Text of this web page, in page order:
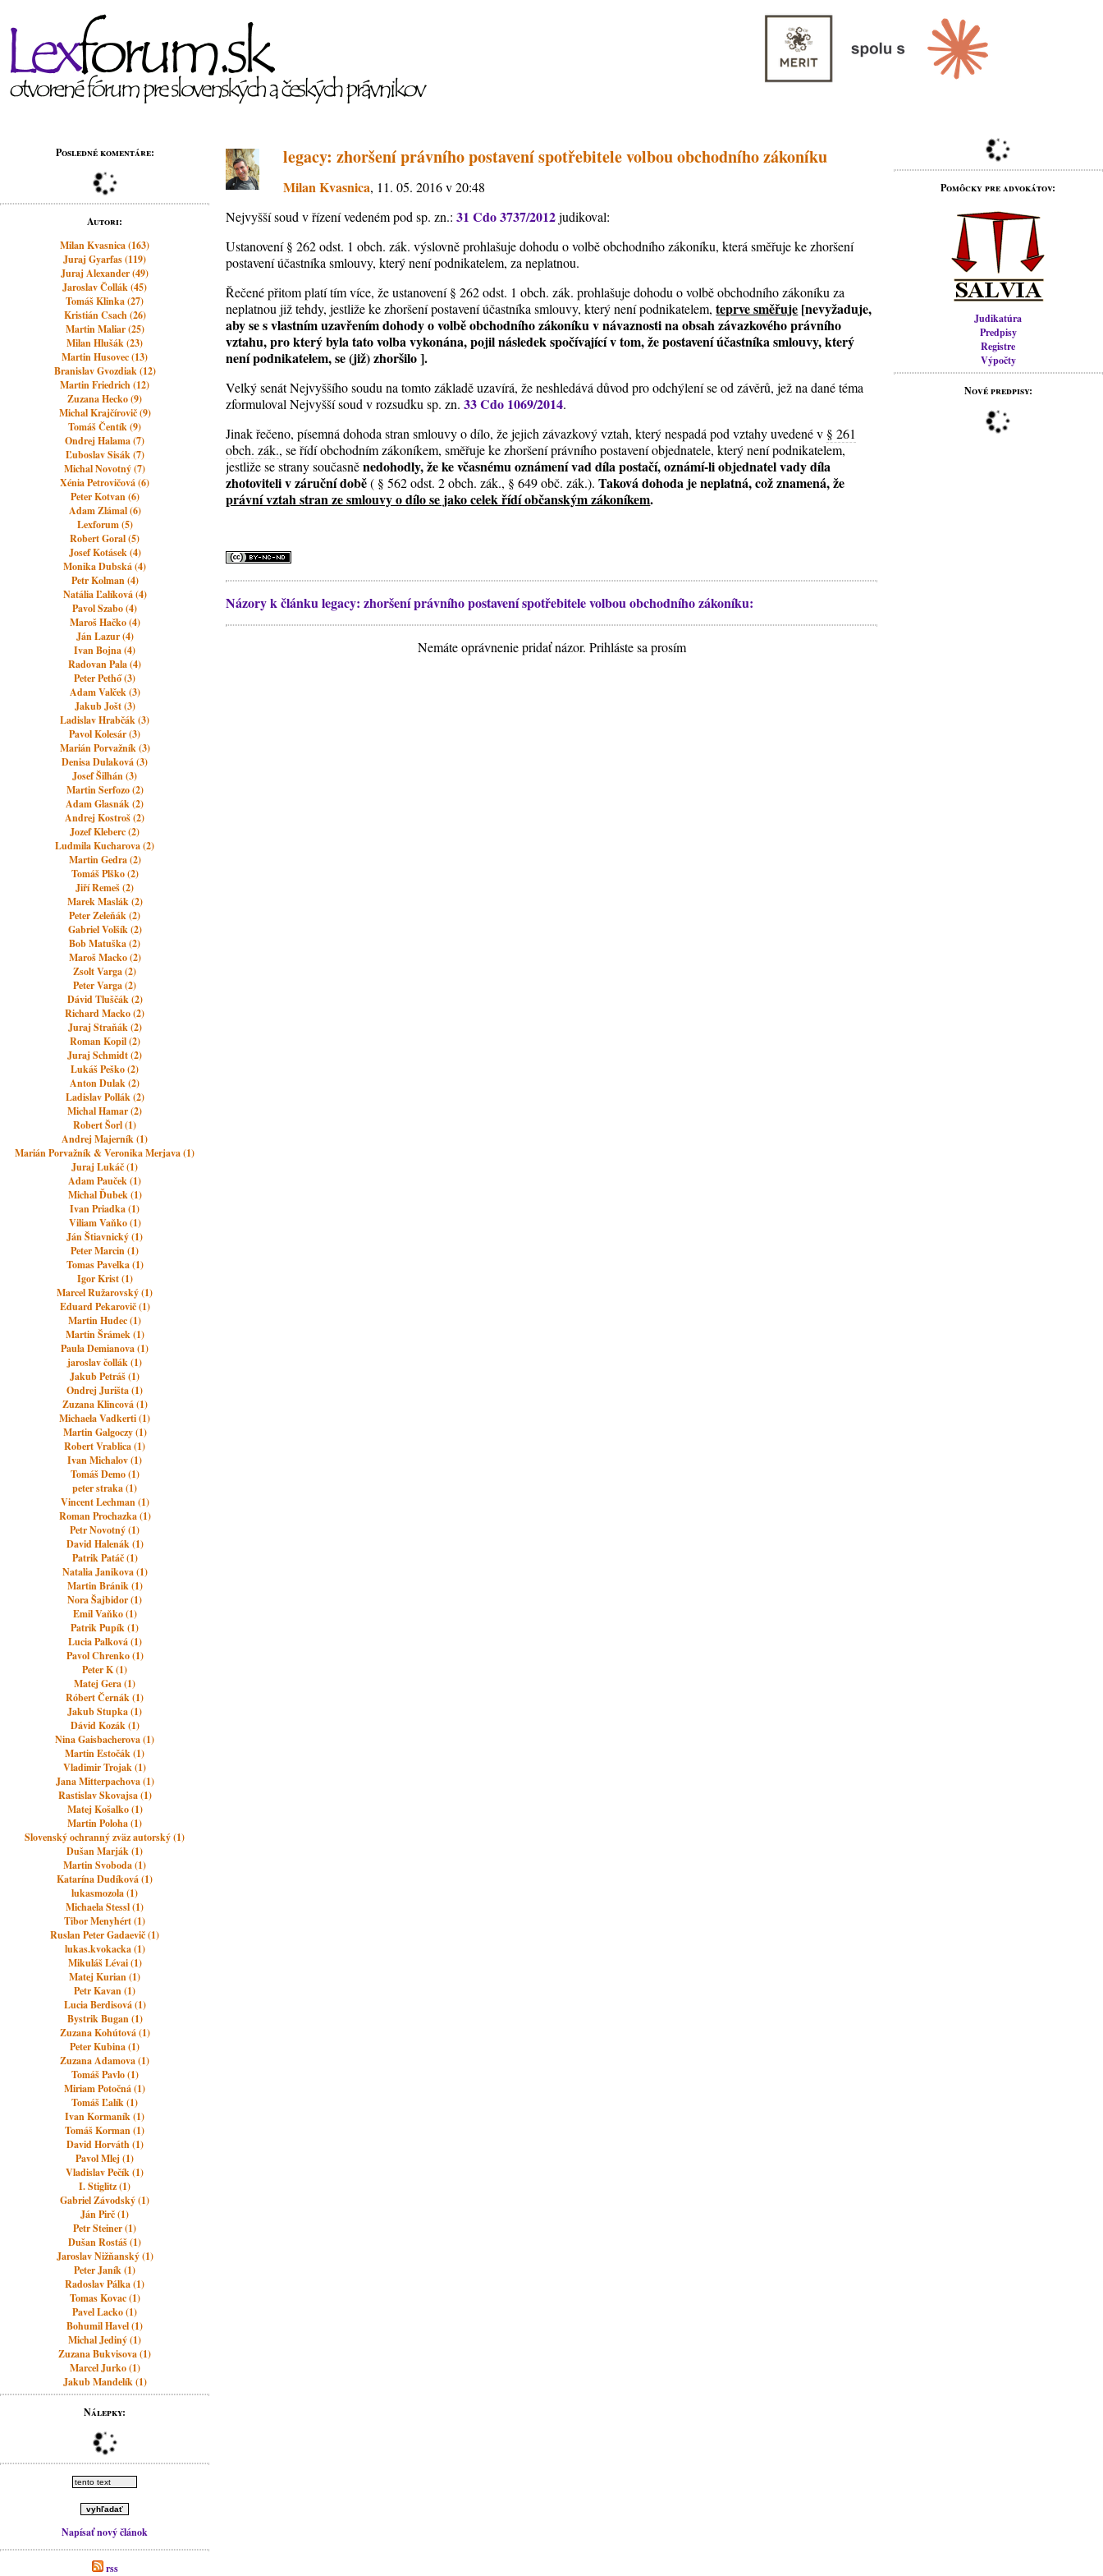
Posledné komentáre:
Autori:
Milan Kvasnica (163)
Juraj Gyarfas (119)
Juraj Alexander (49)
Jaroslav Čollák (45)
Tomáš Klinka (27)
Kristián Csach (26)
Martin Maliar (25)
Milan Hlušák (23)
Martin Husovec (13)
Branislav Gvozdiak (12)
Martin Friedrich (12)
Zuzana Hecko (9)
Michal Krajčírovič (9)
Tomáš Čentík (9)
Ondrej Halama (7)
Ľuboslav Sisák (7)
Michal Novotný (7)
Xénia Petrovičová (6)
Peter Kotvan (6)
Adam Zlámal (6)
Lexforum (5)
Robert Goral (5)
Josef Kotásek (4)
Monika Dubská (4)
Petr Kolman (4)
Natália Ľalíková (4)
Pavol Szabo (4)
Maroš Hačko (4)
Ján Lazur (4)
Ivan Bojna (4)
Radovan Pala (4)
Peter Pethő (3)
Adam Valček (3)
Jakub Jošt (3)
Ladislav Hrabčák (3)
Pavol Kolesár (3)
Marián Porvažník (3)
Denisa Dulaková (3)
Josef Šilhán (3)
Martin Serfozo (2)
Adam Glasnák (2)
Andrej Kostroš (2)
Jozef Kleberc (2)
Ludmila Kucharova (2)
Martin Gedra (2)
Tomáš Plško (2)
Jiří Remeš (2)
Marek Maslák (2)
Peter Zeleňák (2)
Gabriel Volšík (2)
Bob Matuška (2)
Maroš Macko (2)
Zsolt Varga (2)
Peter Varga (2)
Dávid Tluščák (2)
Richard Macko (2)
Juraj Straňák (2)
Roman Kopil (2)
Juraj Schmidt (2)
Lukáš Peško (2)
Anton Dulak (2)
Ladislav Pollák (2)
Michal Hamar (2)
Robert Šorl (1)
Andrej Majerník (1)
Marián Porvažník & Veronika Merjava (1)
Juraj Lukáč (1)
Adam Pauček (1)
Michal Ďubek (1)
Ivan Priadka (1)
Viliam Vaňko (1)
Ján Štiavnický (1)
Peter Marcin (1)
Tomas Pavelka (1)
Igor Krist (1)
Marcel Ružarovský (1)
Eduard Pekarovič (1)
Martin Hudec (1)
Martin Šrámek (1)
Paula Demianova (1)
jaroslav čollák (1)
Jakub Petráš (1)
Ondrej Jurišta (1)
Zuzana Klincová (1)
Michaela Vadkerti (1)
Martin Galgoczy (1)
Robert Vrablica (1)
Ivan Michalov (1)
Tomáš Demo (1)
peter straka (1)
Vincent Lechman (1)
Roman Prochazka (1)
Petr Novotný (1)
David Halenák (1)
Patrik Patáč (1)
Natalia Janikova (1)
Martin Bránik (1)
Nora Šajbidor (1)
Emil Vaňko (1)
Patrik Pupík (1)
Lucia Palková (1)
Pavol Chrenko (1)
Peter K (1)
Matej Gera (1)
Róbert Černák (1)
Jakub Stupka (1)
Dávid Kozák (1)
Nina Gaisbacherova (1)
Martin Estočák (1)
Vladimir Trojak (1)
Jana Mitterpachova (1)
Rastislav Skovajsa (1)
Matej Košalko (1)
Martin Poloha (1)
Slovenský ochranný zväz autorský (1)
Dušan Marják (1)
Martin Svoboda (1)
Katarína Dudíková (1)
lukasmozola (1)
Michaela Stessl (1)
Tibor Menyhért (1)
Ruslan Peter Gadaevič (1)
lukas.kvokacka (1)
Mikuláš Lévai (1)
Matej Kurian (1)
Petr Kavan (1)
Lucia Berdisová (1)
Bystrik Bugan (1)
Zuzana Kohútová (1)
Peter Kubina (1)
Zuzana Adamova (1)
Tomáš Pavlo (1)
Miriam Potočná (1)
Tomáš Ľalík (1)
Ivan Kormaník (1)
Tomáš Korman (1)
David Horváth (1)
Pavol Mlej (1)
Vladislav Pečík (1)
I. Stiglitz (1)
Gabriel Závodský (1)
Ján Pirč (1)
Petr Steiner (1)
Dušan Rostáš (1)
Jaroslav Nižňanský (1)
Peter Janík (1)
Radoslav Pálka (1)
Tomas Kovac (1)
Pavel Lacko (1)
Bohumil Havel (1)
Michal Jediný (1)
Zuzana Bukvisova (1)
Marcel Jurko (1)
Jakub Mandelík (1)
Nálepky:
Napísať nový článok
rss
Pomôcky pre advokátov:
Judikatúra
Predpisy
Registre
Výpočty
Nové predpisy:
legacy: zhoršení právního postavení spotřebitele volbou obchodního zákoníku
Milan Kvasnica, 11. 05. 2016 v 20:48
Nejvyšší soud v řízení vedeném pod sp. zn.:31 Cdo 3737/2012judikoval:
Ustanovení § 262 odst. 1 obch. zák. výslovně prohlašuje dohodu o volbě obchodního zákoníku, která směřuje ke zhoršení
postavení účastníka smlouvy, který není podnikatelem, za neplatnou.
Řečené přitom platí tím více, že ustanovení § 262 odst. 1 obch. zák. prohlašuje dohodu o volbě obchodního zákoníku za
neplatnou již tehdy, jestliže ke zhoršení postavení účastníka smlouvy, který není podnikatelem,teprve směřuje [nevyžaduje,
aby se s vlastním uzavřením dohody o volbě obchodního zákoníku v návaznosti na obsah závazkového právního
vztahu, pro který byla tato volba vykonána, pojil následek spočívající v tom, že postavení účastníka smlouvy, který
není podnikatelem, se (již) zhoršilo ].
Velký senát Nejvyššího soudu na tomto základě uzavírá, že neshledává důvod pro odchýlení se od závěrů, jež na dané téma
zformuloval Nejvyšší soud v rozsudku sp. zn.33 Cdo 1069/2014.
Jinak řečeno, písemná dohoda stran smlouvy o dílo, že jejich závazkový vztah, který nespadá pod vztahy uvedené v § 261
obch. zák., se řídí obchodním zákoníkem, směřuje ke zhoršení právního postavení objednatele, který není podnikatelem,
jestliže se strany současněnedohodly, že ke včasnému oznámení vad díla postačí, oznámí-li objednatel vady díla
zhotoviteli v záruční době( § 562 odst. 2 obch. zák., § 649 obč. zák.).Taková dohoda je neplatná, což znamená, že
právní vztah stran ze smlouvy o dílo se jako celek řídí občanským zákoníkem.
Názory k článku legacy: zhoršení právního postavení spotřebitele volbou obchodního zákoníku:
Nemáte oprávnenie pridať názor. Prihláste sa prosím